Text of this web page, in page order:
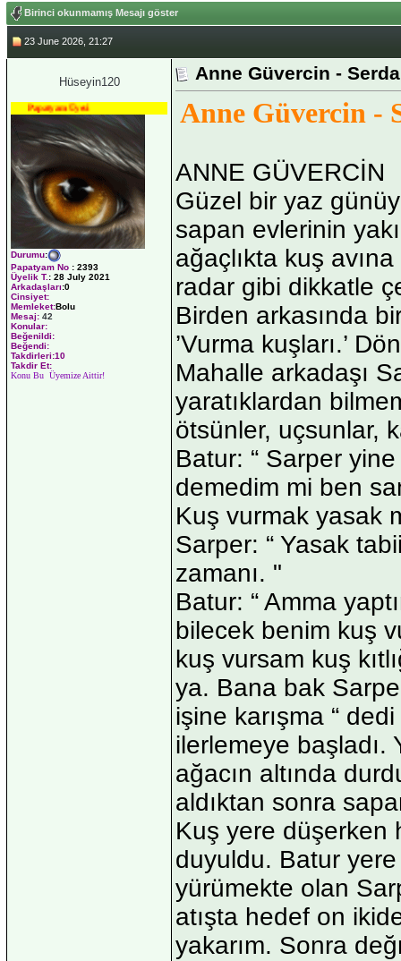
Birinci okunmamış Mesajı göster
23 June 2026, 21:27
Hüseyin120
Papatyam Üyesi
Durumu:
Papatyam No : 2393
Üyelik T. : 28 July 2021
Arkadaşları:0
Cinsiyet:
Memleket:Bolu
Mesaj: 42
Konular:
Beğenildi:
Beğendi:
Takdirleri:10
Takdir Et:
Konu Bu Üyemize Aittir!
Anne Güvercin -
Anne Güvercin -
ANNE GÜVERCİN
Güzel bir yaz
sapan evlerinin
ağaçlıkta kuş avına
radar gibi dikkatle
Birden arkasında
’Vurma kuşları.’
Mahalle arkadaşı
yaratıklardan
ötsünler, uçsunlar,
Batur: “ Sarper
demedim mi ben
Kuş vurmak yasak
Sarper: “ Yasak
zamanı. "
Batur: “ Amma
bilecek benim kuş
kuş vursam kuş
ya. Bana bak
işine karışma “
ilerlemeye
ağacın altında
aldıktan sonra
Kuş yere düşerken
duyuldu. Batur
yürümekte olan
atışta hedef on
yakarım. Sonra